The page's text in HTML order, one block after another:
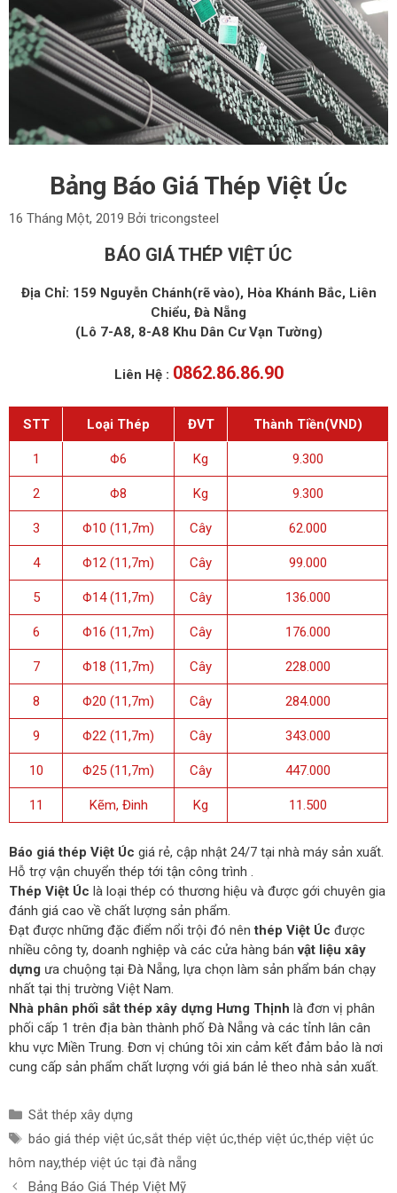
Bảng Báo Giá Thép Việt Úc
16 Tháng Một, 2019 Bởi tricongsteel
BÁO GIÁ THÉP VIỆT ÚC
Địa Chỉ: 159 Nguyễn Chánh(rẽ vào), Hòa Khánh Bắc, Liên
Chiểu, Đà Nẵng
(Lô 7-A8, 8-A8 Khu Dân Cư Vạn Tường)
Liên Hệ : 0862.86.86.90
STT Loại Thép ĐVT Thành Tiền(VND)
1 Φ6 Kg 9.300
2 Φ8 Kg 9.300
3 Φ10 (11,7m) Cây 62.000
4 Φ12 (11,7m) Cây 99.000
5 Φ14 (11,7m) Cây 136.000
6 Φ16 (11,7m) Cây 176.000
7 Φ18 (11,7m) Cây 228.000
8 Φ20 (11,7m) Cây 284.000
9 Φ22 (11,7m) Cây 343.000
10 Φ25 (11,7m) Cây 447.000
11 Kẽm, Đinh Kg 11.500
Báo giá thép Việt Úc giá rẻ, cập nhật 24/7 tại nhà máy sản xuất.
Hỗ trợ vận chuyển thép tới tận công trình .
Thép Việt Úc là loại thép có thương hiệu và được gới chuyên gia
đánh giá cao về chất lượng sản phẩm.
Đạt được những đặc điểm nổi trội đó nênthép Việt Úc được
nhiều công ty, doanh nghiệp và các cửa hàng bánvật liệu xây
dựng ưa chuộng tại Đà Nẵng, lựa chọn làm sản phẩm bán chạy
nhất tại thị trường Việt Nam.
Nhà phân phối sắt thép xây dựng Hưng Thịnh là đơn vị phân
phối cấp 1 trên địa bàn thành phố Đà Nẵng và các tỉnh lân cân
khu vực Miền Trung. Đơn vị chúng tôi xin cảm kết đảm bảo là nơi
cung cấp sản phẩm chất lượng với giá bán lẻ theo nhà sản xuất.
D
a
h
Sắt thép xây dựng
T
h
báo giá thép việt úc,sắt thép việt úc,thép việt úc,thép việt úc
hôm nay,thép việt úc tại đà nẵng
Đ
Bảng Báo Giá Thép Việt Mỹ